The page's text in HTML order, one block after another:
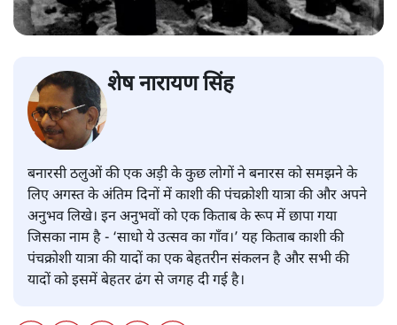
शेष नारायण सिंह
बनारसी ठलुओं की एक अड़ी के कुछ लोगों ने बनारस को समझने के
लिए अगस्त के अंतिम दिनों में काशी की पंचक्रोशी यात्रा की और अपने
अनुभव लिखे। इन अनुभवों को एक किताब के रूप में छापा गया
जिसका नाम है - ‘साधो ये उत्सव का गाँव।’ यह किताब काशी की
पंचक्रोशी यात्रा की यादों का एक बेहतरीन संकलन है और सभी की
यादों को इसमें बेहतर ढंग से जगह दी गई है।